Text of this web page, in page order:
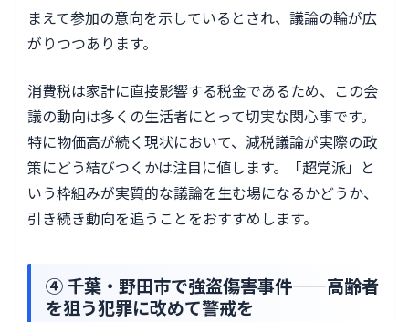
まえて参加の意向を示しているとされ、議論の輪が広
がりつつあります。
消費税は家計に直接影響する税金であるため、この会
議の動向は多くの生活者にとって切実な関心事です。
特に物価高が続く現状において、減税議論が実際の政
策にどう結びつくかは注目に値します。「超党派」と
いう枠組みが実質的な議論を生む場になるかどうか、
引き続き動向を追うことをおすすめします。
④ 千葉・野田市で強盗傷害事件——高齢者
を狙う犯罪に改めて警戒を